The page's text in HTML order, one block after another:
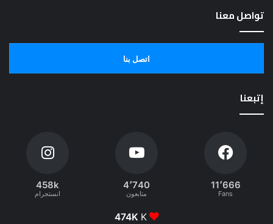
تواصل معنا
اتصل بنا
إتبعنا
11٬666
Fans
4٬740
متابعون
458k
انستجرام
474K K